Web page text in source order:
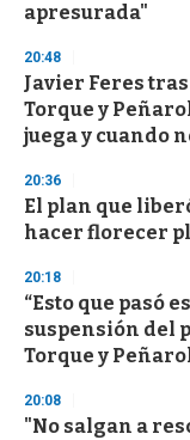
apresurada"
20:48
Javier Feres
Torque y
juega y cuando
20:36
El plan que
hacer florecer
20:18
“Esto que pasó
suspensión del
Torque y
20:08
"No salgan a